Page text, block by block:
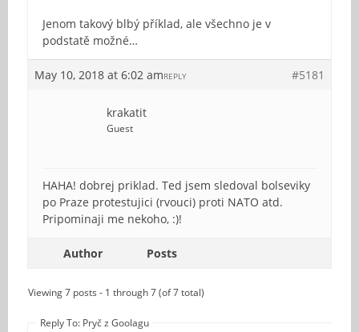
Jenom takový blbý příklad, ale všechno je v
podstatě možné…
May 10, 2018 at 6:02 am #5181
REPLY
krakatit
Guest
HAHA! dobrej priklad. Ted jsem sledoval bolseviky
po Praze protestujici (rvouci) proti NATO atd.
Pripominaji me nekoho, :)!
Author Posts
Viewing 7 posts - 1 through 7 (of 7 total)
Reply To: Pryč z Goolagu